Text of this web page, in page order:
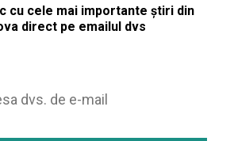
cu cele mai importante știri din
direct pe emailul dvs